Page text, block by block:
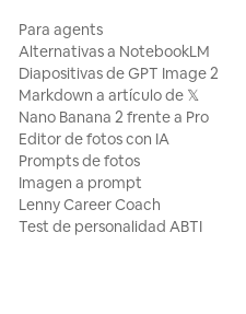
Para agents
Alternativas a NotebookLM
Diapositivas de GPT Image 2
Markdown a artículo de 𝕏
Nano Banana 2 frente a Pro
Editor de fotos con IA
Prompts de fotos
Imagen a prompt
Lenny Career Coach
Test de personalidad ABTI